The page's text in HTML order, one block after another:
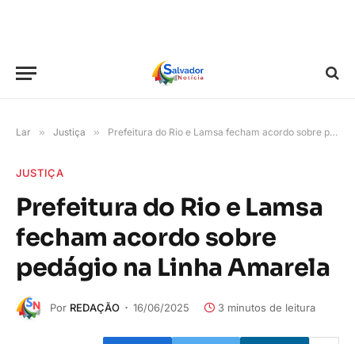
Lar » Justiça » Prefeitura do Rio e Lamsa fecham acordo sobre pedágio na Linha Amarela
JUSTIÇA
Prefeitura do Rio e Lamsa
fecham acordo sobre
pedágio na Linha Amarela
Por REDAÇÃO 16/06/2025 3 minutos de leitura